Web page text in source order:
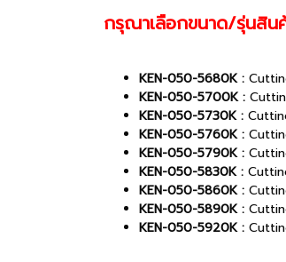
กรุณาเลือกขนาด/รุ่นสิน
KEN-050-5680K :
KEN-050-5700K :
KEN-050-5730K :
KEN-050-5760K :
KEN-050-5790K :
KEN-050-5830K :
KEN-050-5860K :
KEN-050-5890K :
KEN-050-5920K :